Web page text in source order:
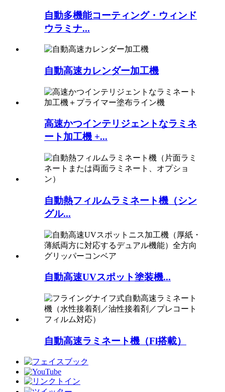
自動多機能コーティング・ウィンド
ウラミナ...
自動高速カレンダー加工機
高速かつインテリジェントなラミネ
ート加工機 +...
自動熱フィルムラミネート機（シン
グル...
自動高速UVスポット塗装機...
自動高速ラミネート機（Fl搭載）